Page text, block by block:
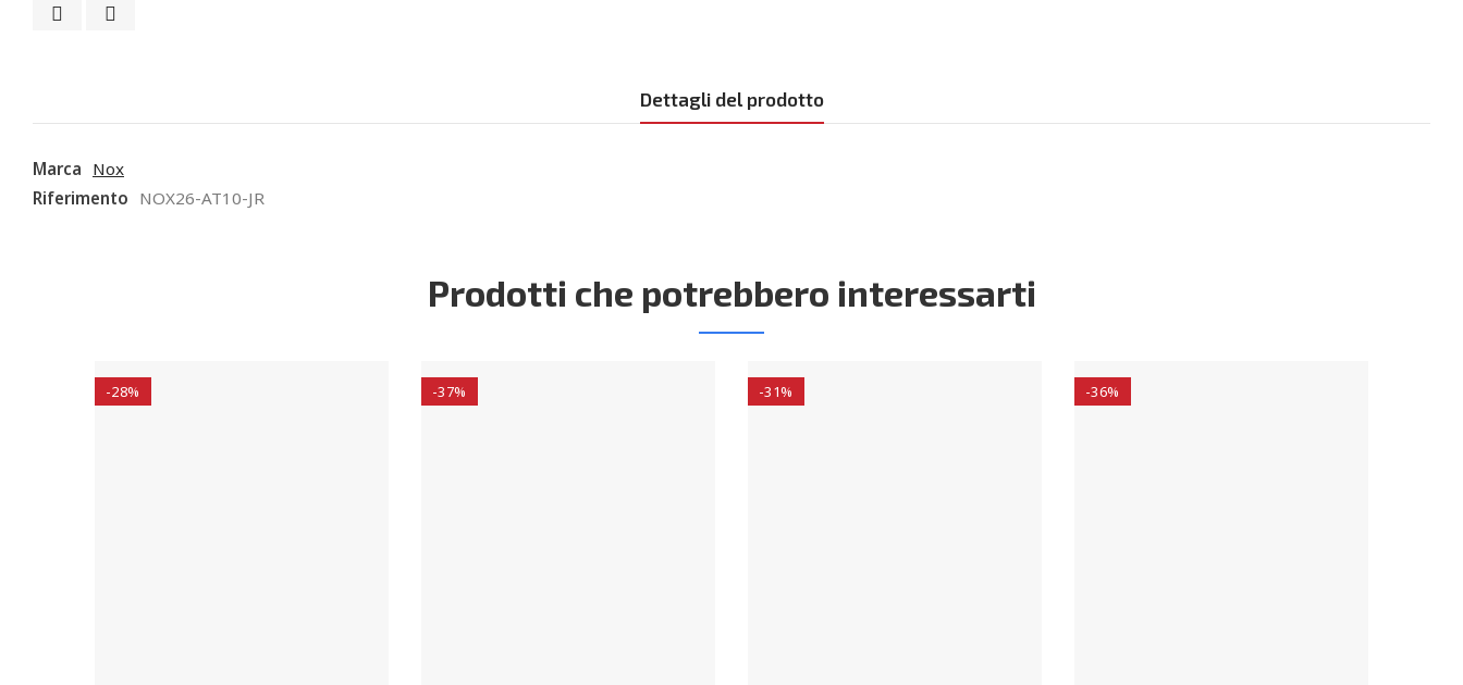
Dettagli del prodotto
Marca Nox
Riferimento NOX26-AT10-JR
Prodotti che potrebbero interessarti
-28% -37% -31% -36%